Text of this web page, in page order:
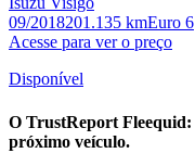
09/2018201.135 kmEuro 6
Acesse para ver o preço
Disponível
O TrustReport Fleequid:
próximo veículo.